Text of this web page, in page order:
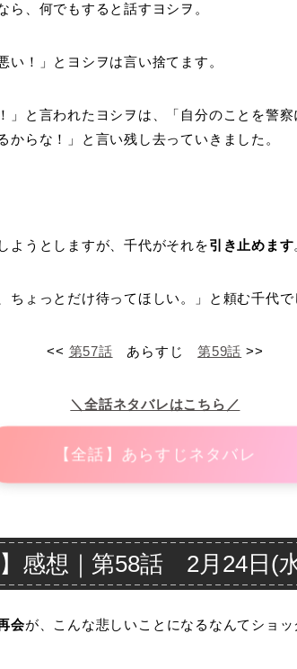
ら、何でもすると話すヨシヲ。
い！」とヨシヲは言い捨てます。
」と言われたヨシヲは、「自分のことを警
からな！」と言い残し去っていきました。
ようとしますが、千代がそれを引き止めます
ちょっとだけ待ってほしい。」と頼む千代で
<< 第57話 あらすじ第59話 >>
＼全話ネタバレはこちら／
【全話】あらすじネタバレ
】感想｜第58話 2月24日(
会が、こんな悲しいことになるなんてショ